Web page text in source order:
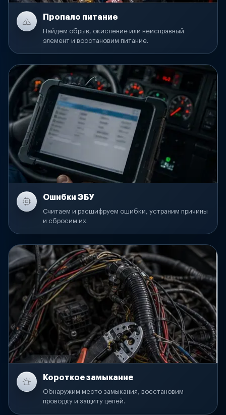
Пропало питание
Найдем обрыв, окисление или неисправный
элемент и восстановим питание.
Ошибки ЭБУ
Считаем и расшифруем ошибки, устраним причины
и сбросим их.
Короткое замыкание
Обнаружим место замыкания, восстановим
проводку и защиту цепей.